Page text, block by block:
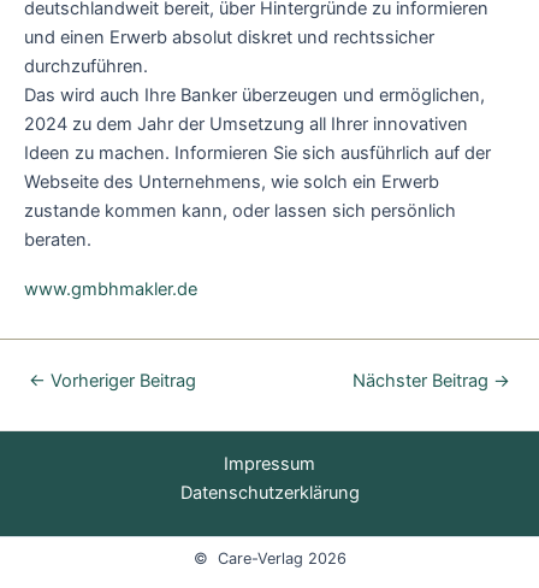
deutschlandweit bereit, über Hintergründe zu informieren
und einen Erwerb absolut diskret und rechtssicher
durchzuführen.
Das wird auch Ihre Banker überzeugen und ermöglichen,
2024 zu dem Jahr der Umsetzung all Ihrer innovativen
Ideen zu machen. Informieren Sie sich ausführlich auf der
Webseite des Unternehmens, wie solch ein Erwerb
zustande kommen kann, oder lassen sich persönlich
beraten.
www.gmbhmakler.de
← Vorheriger Beitrag Nächster Beitrag →
Impressum
Datenschutzerklärung
© Care-Verlag 2026